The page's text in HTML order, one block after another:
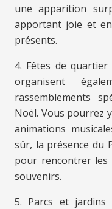
une apparition
apportant joie et
présents.
4. Fêtes de
organisent
rassemblements
Noël. Vous pourrez
animations
sûr, la présence du
pour rencontrer
souvenirs.
5. Parcs et jardins